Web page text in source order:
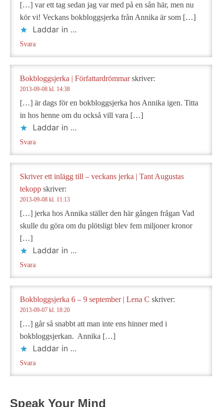
[…] var ett tag sedan jag var med på en sån här, men nu
kör vi! Veckans bokbloggsjerka från Annika är som […]
Laddar in …
Svara
Bokbloggsjerka | Författardrömmar skriver:
2013-09-08 kl. 14:38
[…] är dags för en bokbloggsjerka hos Annika igen. Titta
in hos henne om du också vill vara […]
Laddar in …
Svara
Skriver ett inlägg till – veckans jerka | Tant Augustas
tekopp skriver:
2013-09-08 kl. 11:13
[…] jerka hos Annika ställer den här gången frågan Vad
skulle du göra om du plötsligt blev fem miljoner kronor
[…]
Laddar in …
Svara
Bokbloggsjerka 6 – 9 september | Lena C skriver:
2013-09-07 kl. 18:20
[…] går så snabbt att man inte ens hinner med i
bokbloggsjerkan. Annika […]
Laddar in …
Svara
Speak Your Mind